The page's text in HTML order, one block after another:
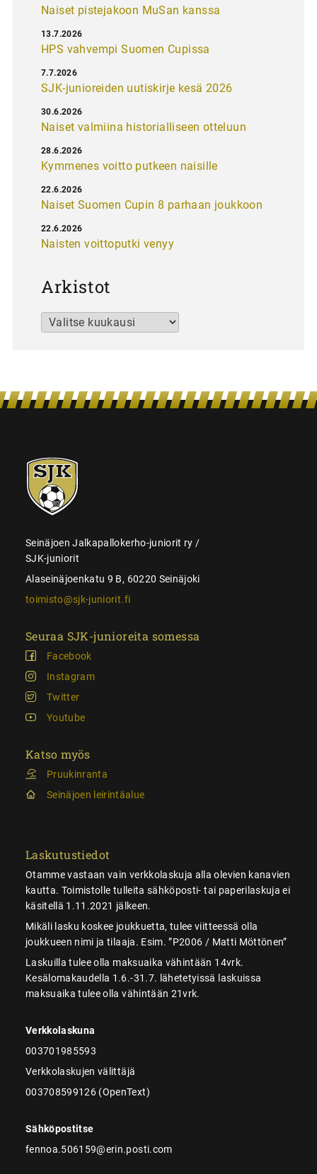
Naiset pistejakoon MuSan kanssa
HPS vahvempi Suomen Cupissa
13.7.2026
SJK-junioreiden uutiskirje kesä 2026
7.7.2026
Naiset valmiina historialliseen otteluun
30.6.2026
Kymmenes voitto putkeen naisille
28.6.2026
Naiset Suomen Cupin 8 parhaan joukkoon
22.6.2026
Naisten voittoputki venyy
22.6.2026
Arkistot
Arkistot
SJK-
juniorit
Seinäjoen Jalkapallokerho-juniorit ry /
SJK-juniorit
Alaseinäjoenkatu 9 B, 60220 Seinäjoki
toimisto@sjk-juniorit.fi
Seuraa SJK-junioreita somessa
Facebook
Instagram
Twitter
Youtube
Katso myös
Pruukinranta
Seinäjoen leirintäalue
Laskutustiedot
Otamme vastaan vain verkkolaskuja alla olevien kanavien
kautta. Toimistolle tulleita sähköposti- tai paperilaskuja ei
käsitellä 1.11.2021 jälkeen.
Mikäli lasku koskee joukkuetta, tulee viitteessä olla
joukkueen nimi ja tilaaja. Esim. ”P2006 / Matti Möttönen”
Laskuilla tulee olla maksuaika vähintään 14vrk.
Kesälomakaudella 1.6.-31.7. lähetetyissä laskuissa
maksuaika tulee olla vähintään 21vrk.
Verkkolaskuna
003701985593
Verkkolaskujen välittäjä
003708599126 (OpenText)
Sähköpostitse
fennoa.506159@erin.posti.com